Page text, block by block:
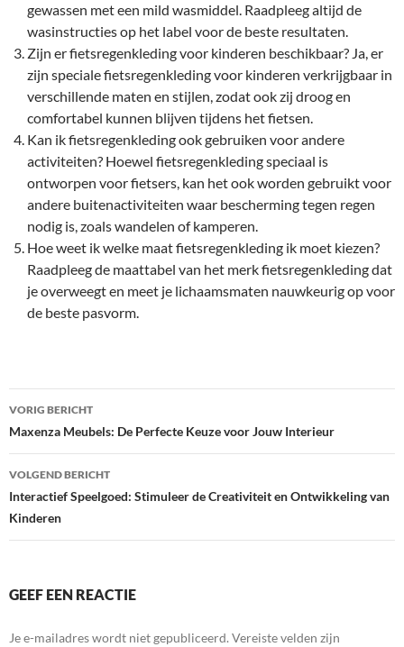
gewassen met een mild wasmiddel. Raadpleeg altijd de
wasinstructies op het label voor de beste resultaten.
Zijn er fietsregenkleding voor kinderen beschikbaar? Ja, er
zijn speciale fietsregenkleding voor kinderen verkrijgbaar in
verschillende maten en stijlen, zodat ook zij droog en
comfortabel kunnen blijven tijdens het fietsen.
Kan ik fietsregenkleding ook gebruiken voor andere
activiteiten? Hoewel fietsregenkleding speciaal is
ontworpen voor fietsers, kan het ook worden gebruikt voor
andere buitenactiviteiten waar bescherming tegen regen
nodig is, zoals wandelen of kamperen.
Hoe weet ik welke maat fietsregenkleding ik moet kiezen?
Raadpleeg de maattabel van het merk fietsregenkleding dat
je overweegt en meet je lichaamsmaten nauwkeurig op voor
de beste pasvorm.
Bericht
navigatie
VORIG BERICHT
Maxenza Meubels: De Perfecte Keuze voor Jouw Interieur
VOLGEND BERICHT
Interactief Speelgoed: Stimuleer de Creativiteit en Ontwikkeling van
Kinderen
GEEF EEN REACTIE
Je e-mailadres wordt niet gepubliceerd. Vereiste velden zijn